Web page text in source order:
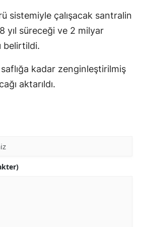
Giresun
Hakkari
sistemiyle çalışacak santralin
8 yıl süreceği ve 2 milyar
belirtildi.
kadar zenginleştirilmiş
aktarıldı.